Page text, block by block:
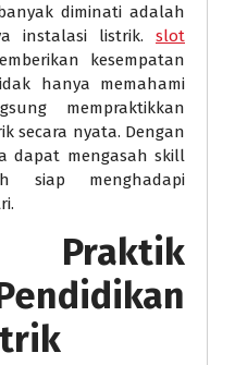
diminati adalah
instalasi listrik. slot
kesempatan
hanya memahami
mempraktikkan
secara nyata. Dengan
dapat mengasah skill
siap menghadapi
Praktik